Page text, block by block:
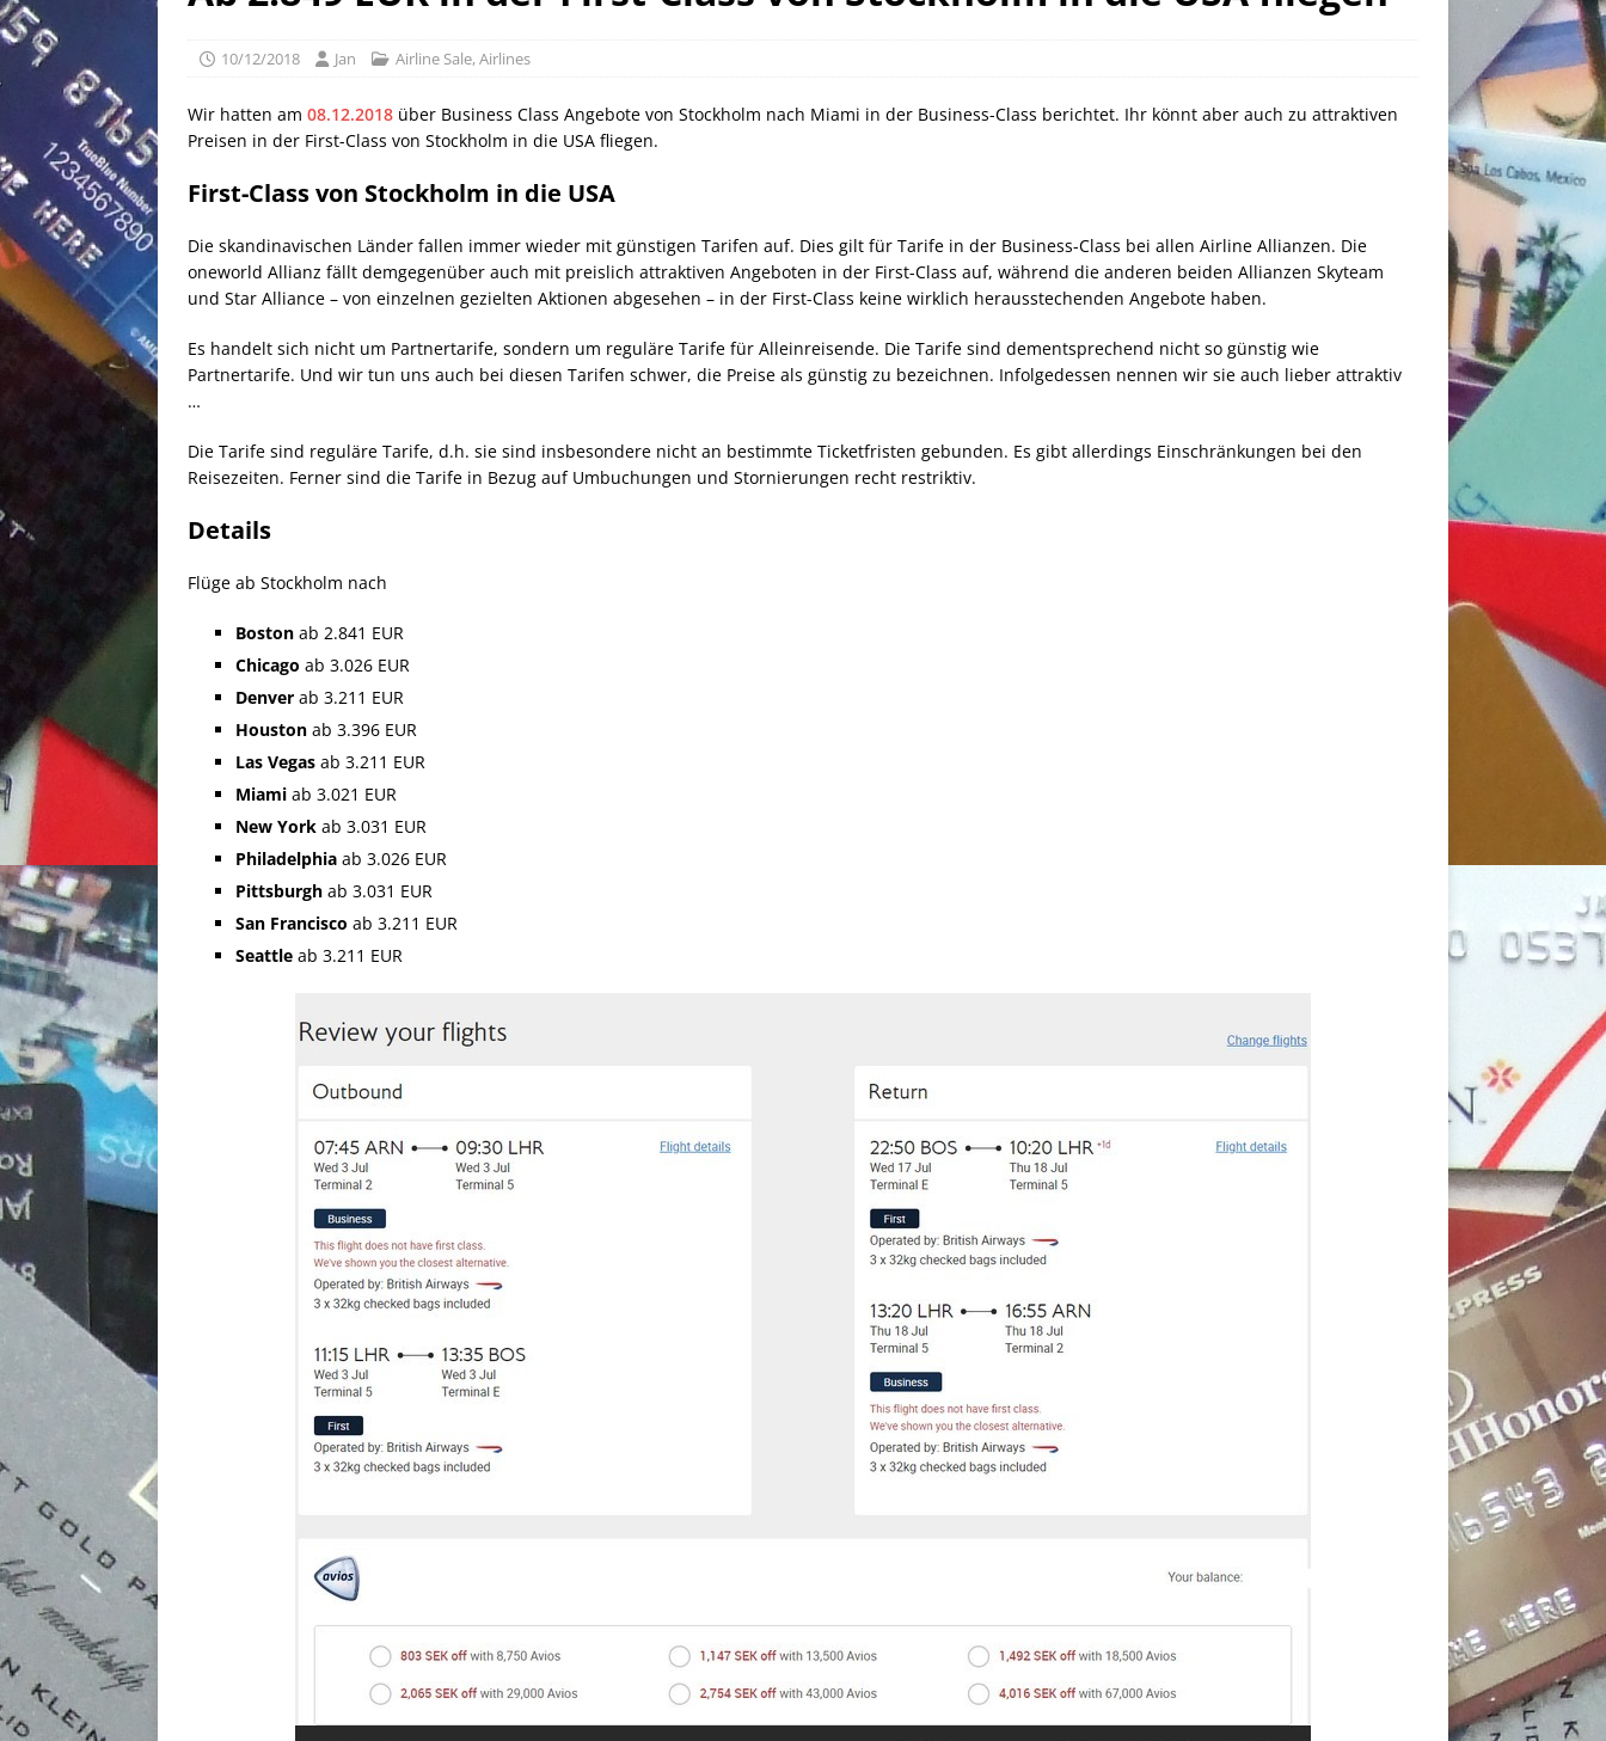
EXPRESS
[ 03/08/2026 ] 10 EUR Deutsche Bahn Gutscheine mit Koppers bis 01.12.2026
10/12/2018 Jan Airline Sale,Airlines
Wir hatten am 08.12.2018 über Business Class Angebote von Stockholm nach Miami in der Business-Class berichtet. Ihr könnt aber auch zu attraktiven
Preisen in der First-Class von Stockholm in die USA fliegen.
First-Class von Stockholm in die USA
Die skandinavischen Länder fallen immer wieder mit günstigen Tarifen auf. Dies gilt für Tarife in der Business-Class bei allen Airline Allianzen. Die
oneworld Allianz fällt demgegenüber auch mit preislich attraktiven Angeboten in der First-Class auf, während die anderen beiden Allianzen Skyteam
und Star Alliance – von einzelnen gezielten Aktionen abgesehen – in der First-Class keine wirklich herausstechenden Angebote haben.
Es handelt sich nicht um Partnertarife, sondern um reguläre Tarife für Alleinreisende. Die Tarife sind dementsprechend nicht so günstig wie
Partnertarife. Und wir tun uns auch bei diesen Tarifen schwer, die Preise als günstig zu bezeichnen. Infolgedessen nennen wir sie auch lieber attraktiv
…
Die Tarife sind reguläre Tarife, d.h. sie sind insbesondere nicht an bestimmte Ticketfristen gebunden. Es gibt allerdings Einschränkungen bei den
Reisezeiten. Ferner sind die Tarife in Bezug auf Umbuchungen und Stornierungen recht restriktiv.
Details
Flüge ab Stockholm nach
Boston ab 2.841 EUR
Chicago ab 3.026 EUR
Denver ab 3.211 EUR
Houston ab 3.396 EUR
Las Vegas ab 3.211 EUR
Miami ab 3.021 EUR
New York ab 3.031 EUR
Philadelphia ab 3.026 EUR
Pittsburgh ab 3.031 EUR
San Francisco ab 3.211 EUR
Seattle ab 3.211 EUR